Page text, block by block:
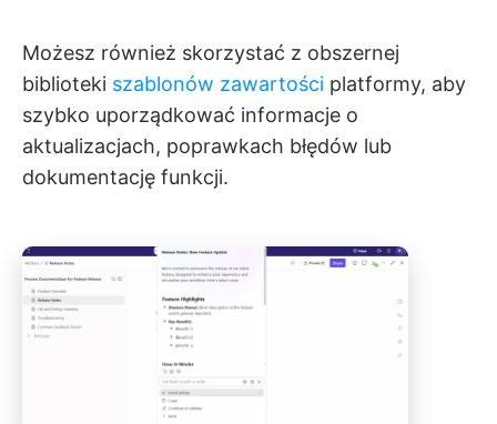
Możesz również skorzystać z obszernej
biblioteki szablonów zawartości platformy, aby
szybko uporządkować informacje o
aktualizacjach, poprawkach błędów lub
dokumentację funkcji.